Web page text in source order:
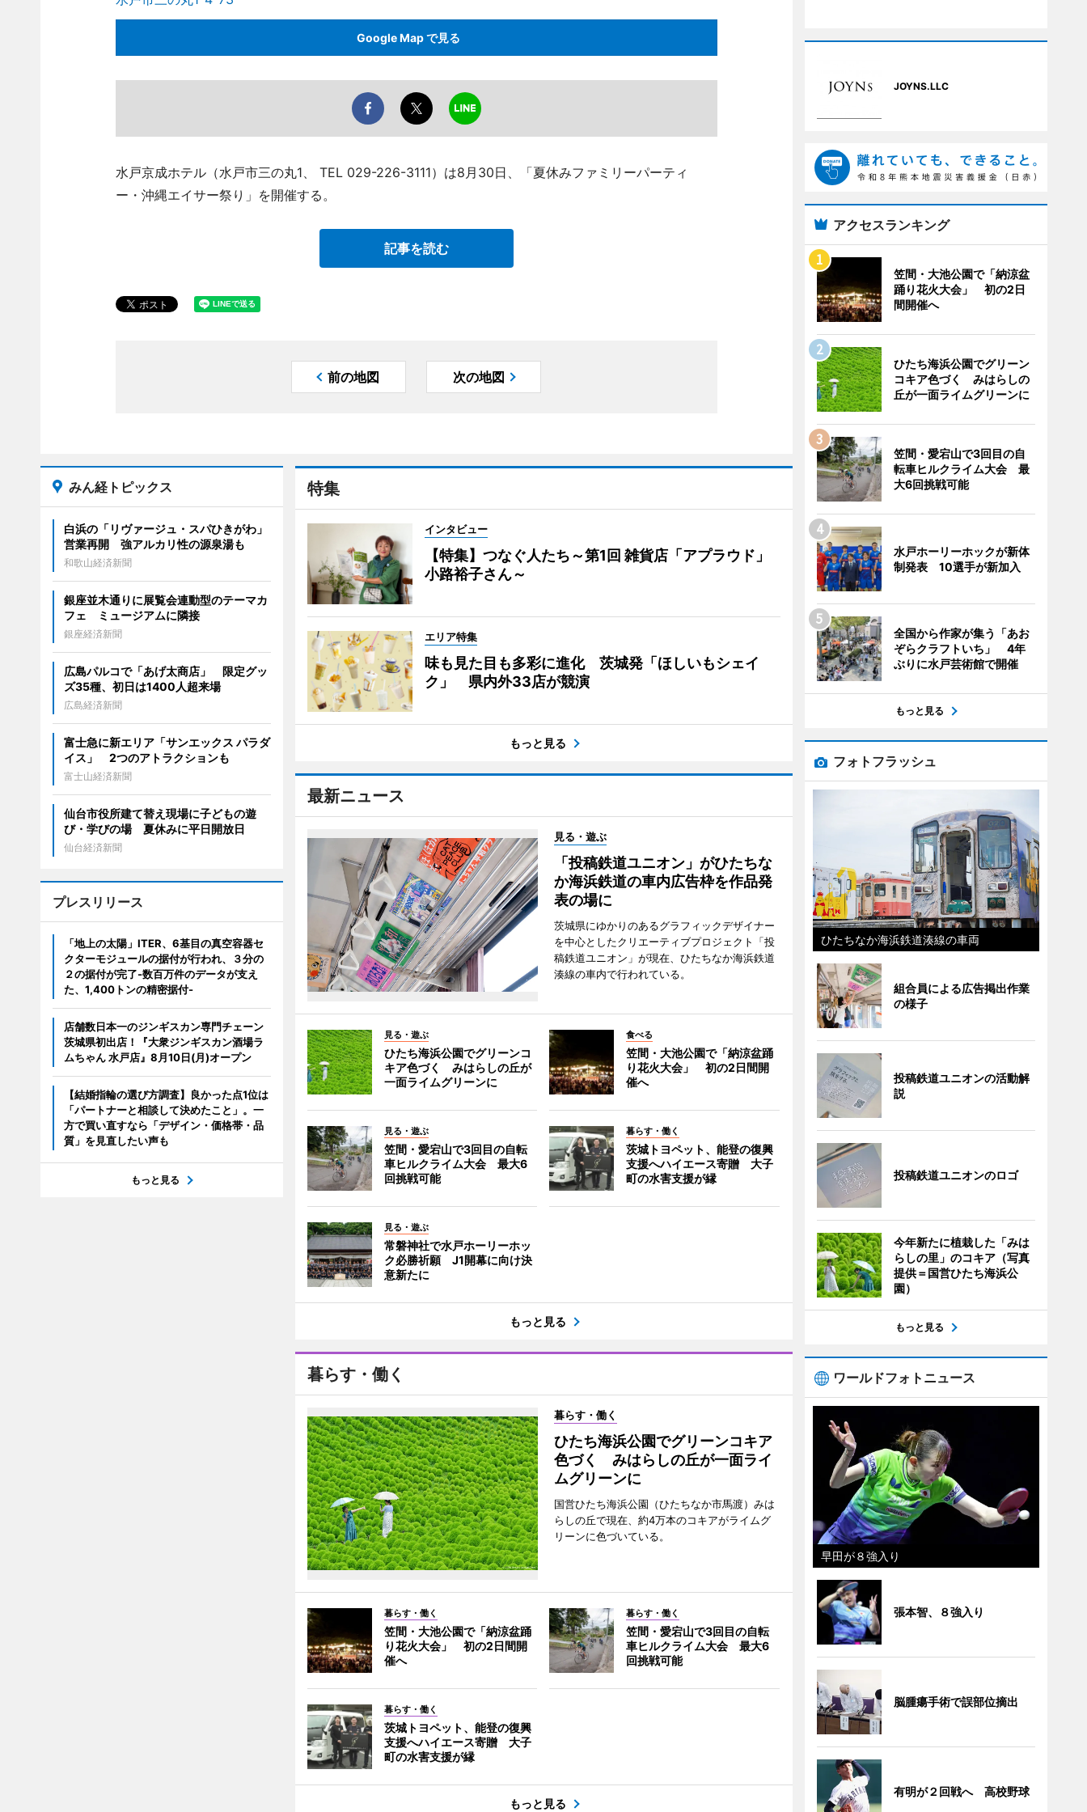
Google Map で見る
水戸京成ホテル（水戸市三の丸1、 TEL 029-226-3111）は8月30日、「夏休みファミリーパーティ
ー・沖縄エイサー祭り」を開催する。
記事を読む
前の地図 次の地図
特集
インタビュー
【特集】つなぐ人たち～第1回 雑貨店「アプラウド」
小路裕子さん～
エリア特集
味も見た目も多彩に進化 茨城発「ほしいもシェイ
ク」 県内外33店が競演
もっと見る
最新ニュース
見る・遊ぶ
「投稿鉄道ユニオン」がひたちな
か海浜鉄道の車内広告枠を作品発
表の場に
茨城県にゆかりのあるグラフィックデザイナー
を中心としたクリエーティブプロジェクト「投
稿鉄道ユニオン」が現在、ひたちなか海浜鉄道
湊線の車内で行われている。
見る・遊ぶ
ひたち海浜公園でグリーンコ
キア色づく みはらしの丘が
一面ライムグリーンに
食べる
笠間・大池公園で「納涼盆踊
り花火大会」 初の2日間開
催へ
見る・遊ぶ
笠間・愛宕山で3回目の自転
車ヒルクライム大会 最大6
回挑戦可能
暮らす・働く
茨城トヨペット、能登の復興
支援へハイエース寄贈 大子
町の水害支援が縁
見る・遊ぶ
常磐神社で水戸ホーリーホッ
ク必勝祈願 J1開幕に向け決
意新たに
もっと見る
暮らす・働く
暮らす・働く
ひたち海浜公園でグリーンコキア
色づく みはらしの丘が一面ライ
ムグリーンに
国営ひたち海浜公園（ひたちなか市馬渡）みは
らしの丘で現在、約4万本のコキアがライムグ
リーンに色づいている。
暮らす・働く
笠間・大池公園で「納涼盆踊
り花火大会」 初の2日間開
催へ
暮らす・働く
笠間・愛宕山で3回目の自転
車ヒルクライム大会 最大6
回挑戦可能
暮らす・働く
茨城トヨペット、能登の復興
支援へハイエース寄贈 大子
町の水害支援が縁
もっと見る
みん経トピックス
白浜の「リヴァージュ・スパひきがわ」
営業再開 強アルカリ性の源泉湯も
和歌山経済新聞
銀座並木通りに展覧会連動型のテーマカ
フェ ミュージアムに隣接
銀座経済新聞
広島パルコで「あげ太商店」 限定グッ
ズ35種、初日は1400人超来場
広島経済新聞
富士急に新エリア「サンエックス パラダ
イス」 2つのアトラクションも
富士山経済新聞
仙台市役所建て替え現場に子どもの遊
び・学びの場 夏休みに平日開放日
仙台経済新聞
プレスリリース
「地上の太陽」ITER、6基目の真空容器セ
クターモジュールの据付が行われ、３分の
２の据付が完了-数百万件のデータが支え
た、1,400トンの精密据付-
店舗数日本一のジンギスカン専門チェーン
茨城県初出店！『大衆ジンギスカン酒場ラ
ムちゃん 水戸店』8月10日(月)オープン
【結婚指輪の選び方調査】良かった点1位は
「パートナーと相談して決めたこと」。一
方で買い直すなら「デザイン・価格帯・品
質」を見直したい声も
もっと見る
JOYNS.LLC
アクセスランキング
笠間・大池公園で「納涼盆
踊り花火大会」 初の2日
間開催へ
ひたち海浜公園でグリーン
コキア色づく みはらしの
丘が一面ライムグリーンに
笠間・愛宕山で3回目の自
転車ヒルクライム大会 最
大6回挑戦可能
水戸ホーリーホックが新体
制発表 10選手が新加入
全国から作家が集う「あお
ぞらクラフトいち」 4年
ぶりに水戸芸術館で開催
もっと見る
フォトフラッシュ
ひたちなか海浜鉄道湊線の車両
組合員による広告掲出作業
の様子
投稿鉄道ユニオンの活動解
説
投稿鉄道ユニオンのロゴ
今年新たに植栽した「みは
らしの里」のコキア（写真
提供＝国営ひたち海浜公
園）
もっと見る
ワールドフォトニュース
早田が８強入り
張本智、８強入り
脳腫瘍手術で誤部位摘出
有明が２回戦へ 高校野球